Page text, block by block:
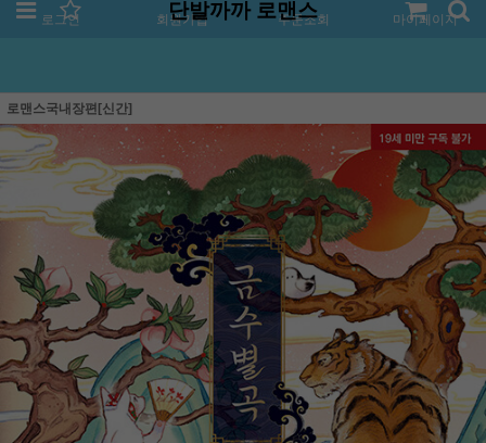
로그인 회원가입 주문조회 마이페이지
단발까까 로맨스
로맨스국내장편[신간]